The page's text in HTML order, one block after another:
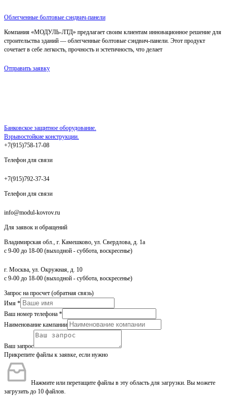
Облегченные болтовые сэндвич-панели
Компания «МОДУЛЬ-ЛТД» предлагает своим клиентам инновационное решение для
строительства зданий — облегченные болтовые сэндвич-панели. Этот продукт
сочетает в себе легкость, прочность и эстетичность, что делает
Отправить заявку
Банковское защитное оборудование.
Взрывостойкие конструкции.
+7(915)758-17-08
Телефон для связи
+7(915)792-37-34
Телефон для связи
info@modul-kovrov.ru
Для заявок и обращений
Владимирская обл., г. Камешково, ул. Свердлова, д. 1а
с 9-00 до 18-00 (выходной - суббота, воскресенье)
г. Москва, ул. Окружная, д. 10
с 9-00 до 18-00 (выходной - суббота, воскресенье)
Запрос на просчет (обратная связь)
Имя *
Ваш номер телефона *
Наименование кампании
Ваш запрос
Прикрепите файлы к заявке, если нужно
Нажмите или перетащите файлы в эту область для загрузки. Вы можете
загрузить до 10 файлов.